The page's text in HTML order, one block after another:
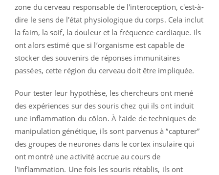
zone du cerveau responsable de l'interoception, c'est-à-
dire le sens de l'état physiologique du corps. Cela inclut
la faim, la soif, la douleur et la fréquence cardiaque. Ils
ont alors estimé que si l’organisme est capable de
stocker des souvenirs de réponses immunitaires
passées, cette région du cerveau doit être impliquée.
Pour tester leur hypothèse, les chercheurs ont mené
des expériences sur des souris chez qui ils ont induit
une inflammation du côlon. À l’aide de techniques de
manipulation génétique, ils sont parvenus à “capturer”
des groupes de neurones dans le cortex insulaire qui
ont montré une activité accrue au cours de
l'inflammation. Une fois les souris rétablis, ils ont